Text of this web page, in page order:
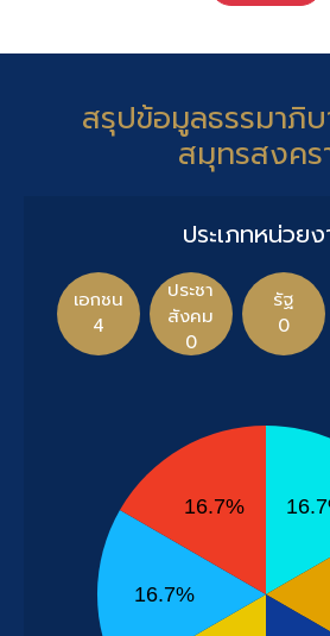
สรุปข้อมูลธรรมาภิ
สมุทรสงคร
ประเภทหน่วย
เอกชน
4
ประชา
สังคม
0
รัฐ
0
16.7%
16.7%